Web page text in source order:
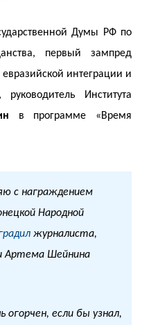
Думы РФ по
первый зампред
интеграции и
Института
в программе «Время
с награждением
Народной
журналиста,
Артема Шейнина
огорчен, если бы узнал,